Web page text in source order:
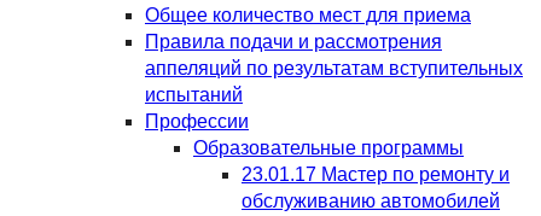
Общее количество мест для приема
Правила подачи и рассмотрения
аппеляций по результатам вступительных
испытаний
Профессии
Образовательные программы
23.01.17 Мастер по ремонту и
обслуживанию автомобилей